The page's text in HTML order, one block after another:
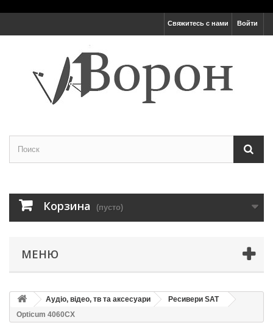
Войти
Свяжитесь с нами
Корзина (пусто)
МЕНЮ
Аудіо, відео, тв та аксесуари
Ресивери SAT
Opticum 4060CX